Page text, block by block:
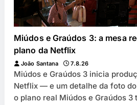
Miúdos e Graúdos 3: a mesa
plano da Netflix
João Santana 7.8.26
Miúdos e Graúdos 3 inicia
Netflix — e um detalhe da foto
o plano real Miúdos e Graúdos 3 trocou o